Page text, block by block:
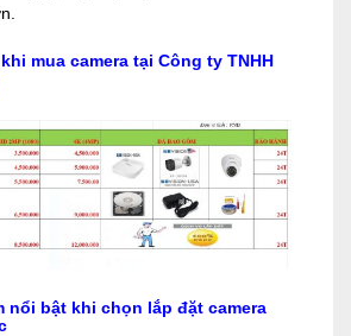
mua camera tại Công ty TNHH
nổi bật khi chọn lắp đặt camera